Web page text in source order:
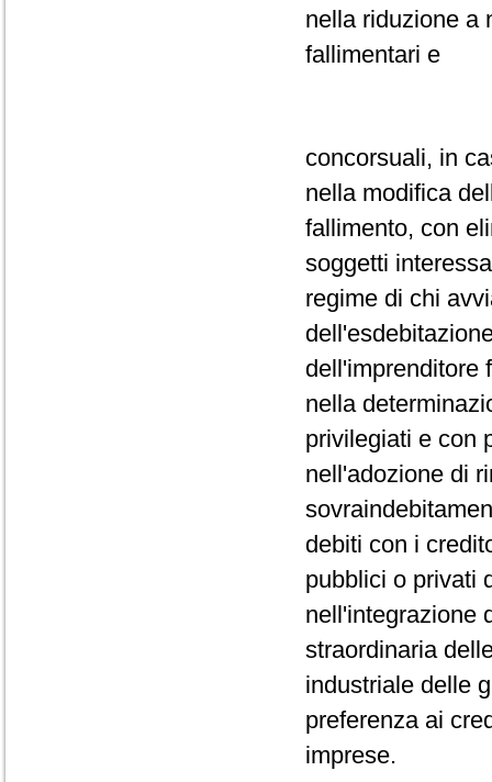
nella riduzione a
fallimentari e
concorsuali, in
nella modifica
fallimento, con
soggetti
regime di chi
dell'imprenditore
nella
privilegiati e con
nell'adozione di
debiti con i
pubblici o privati
nell'integrazione
straordinaria
industriale delle
preferenza ai
imprese.